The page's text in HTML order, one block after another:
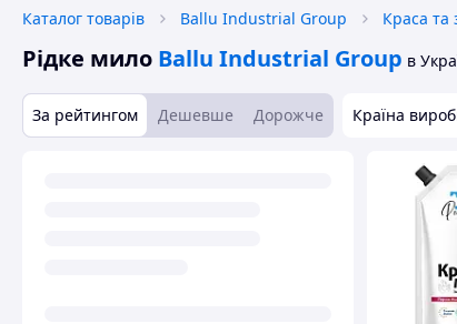
Каталог товарів Ballu Industrial Group Краса та
Рідке мило Ballu Industrial Group в
За рейтингом Дешевше Дорожче Країна